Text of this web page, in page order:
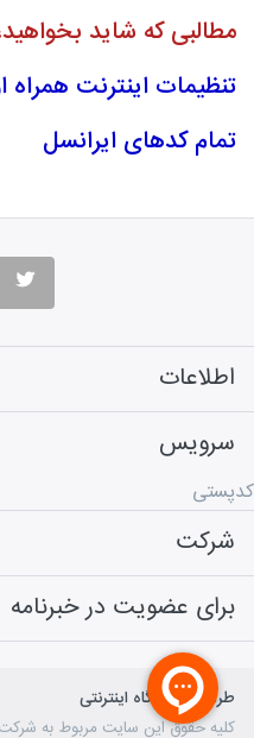
مطالبی که شاید
تنظیمات اینترنت همراه
تمام کدهای ایرانسل
اطلاعات
سرویس
کدپستی
شرکت
برای عضویت در خبرنامه
طراحی فروشگاه اینترنتی
کلیه حقوق این سایت مربوط به